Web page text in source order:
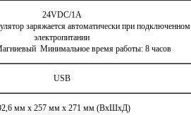
24VDC/1A
заряжается автоматически при подключенном
электропитании
Минимальное время работы: 8 часов
USB
мм х 257 мм х 271 мм (ВxШxД)